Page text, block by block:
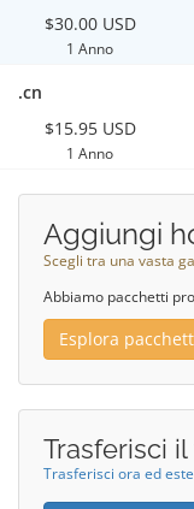
$30.00 USD
1 Anno
.cn
$15.95 USD
1 Anno
Aggiungi
Scegli tra una vasta
Abbiamo pacchetti
Esplora
Trasferisci
Trasferisci ora ed